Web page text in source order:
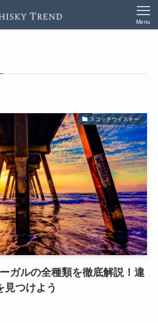
Menu
スコッチウイスキー
ガルの全種類を徹底解説！違
見つけよう